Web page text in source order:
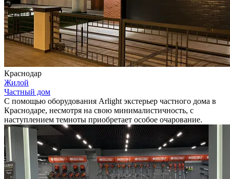
Краснодар
Жилой
Частный дом
С помощью оборудования Arlight экстерьер частного дома в
Краснодаре, несмотря на свою минималистичность, с
наступлением темноты приобретает особое очарование.